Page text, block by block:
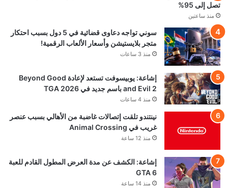
تصل إلى 95%
منذ ساعتين
سوني تواجه دعاوى قضائية في 5 دول بسبب احتكار
متجر بلايستيشن وأسعار الألعاب الرقمية!
منذ 3 ساعات
إشاعة: يوبيسوفت تستعد لإعادة Beyond Good
and Evil 2 باسم جديد في TGA 2026
منذ 4 ساعات
نينتندو تلقت إتصالات غاضبة من الأهالي بسبب عنصر
غريب في Animal Crossing
منذ 12 ساعة
إشاعة: الكشف عن مدة العرض المطول القادم للعبة
GTA 6
منذ 14 ساعة